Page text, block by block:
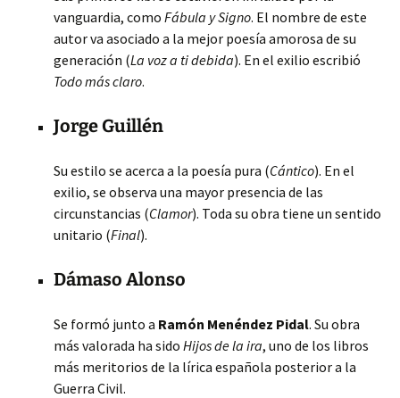
vanguardia, como Fábula y Signo. El nombre de este
autor va asociado a la mejor poesía amorosa de su
generación (La voz a ti debida). En el exilio escribió
Todo más claro.
Jorge Guillén
Su estilo se acerca a la poesía pura (Cántico). En el
exilio, se observa una mayor presencia de las
circunstancias (Clamor). Toda su obra tiene un sentido
unitario (Final).
Dámaso Alonso
Se formó junto a Ramón Menéndez Pidal. Su obra
más valorada ha sido Hijos de la ira, uno de los libros
más meritorios de la lírica española posterior a la
Guerra Civil.